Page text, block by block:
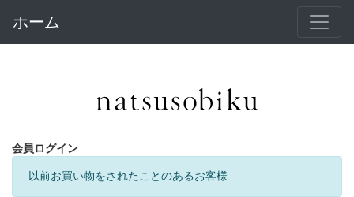
ホーム
会員ログイン
以前お買い物をされたことのあるお客様